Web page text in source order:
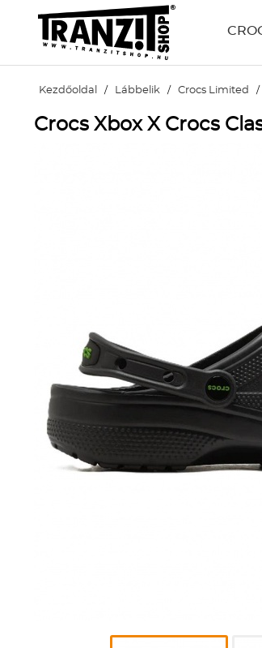
Kezdőoldal / Lábbelik / Crocs Limited /
Crocs Xbox X Crocs